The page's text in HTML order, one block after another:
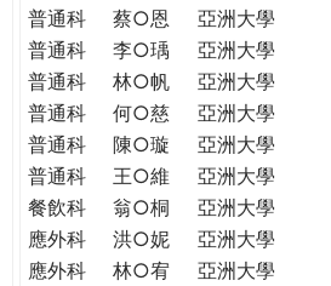
普通科
蔡○恩 亞洲大學
普通科
李○瑀 亞洲大學
普通科
林○帆 亞洲大學
普通科
何○慈 亞洲大學
普通科
陳○璇 亞洲大學
普通科
王○維 亞洲大學
餐飲科
翁○桐 亞洲大學
應外科
洪○妮 亞洲大學
應外科
林○宥 亞洲大學